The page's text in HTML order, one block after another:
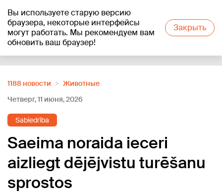
Вы используете старую версию
браузера, некоторые интерфейсы
могут работать. Мы рекомендуем вам
обновить ваш браузер!
Закрыть
+12°C
1188 новости
Животные
Четверг, 11 июня, 2026
Sabiedrība
Saeima noraida ieceri
aizliegt dējējvistu turēšanu
sprostos